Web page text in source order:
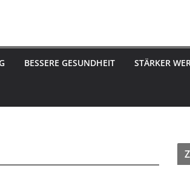
BESSERE GESUNDHEIT STÄRKER